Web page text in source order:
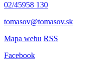
02/45958 130
tomasov@tomasov.sk
Mapa webu RSS
Facebook